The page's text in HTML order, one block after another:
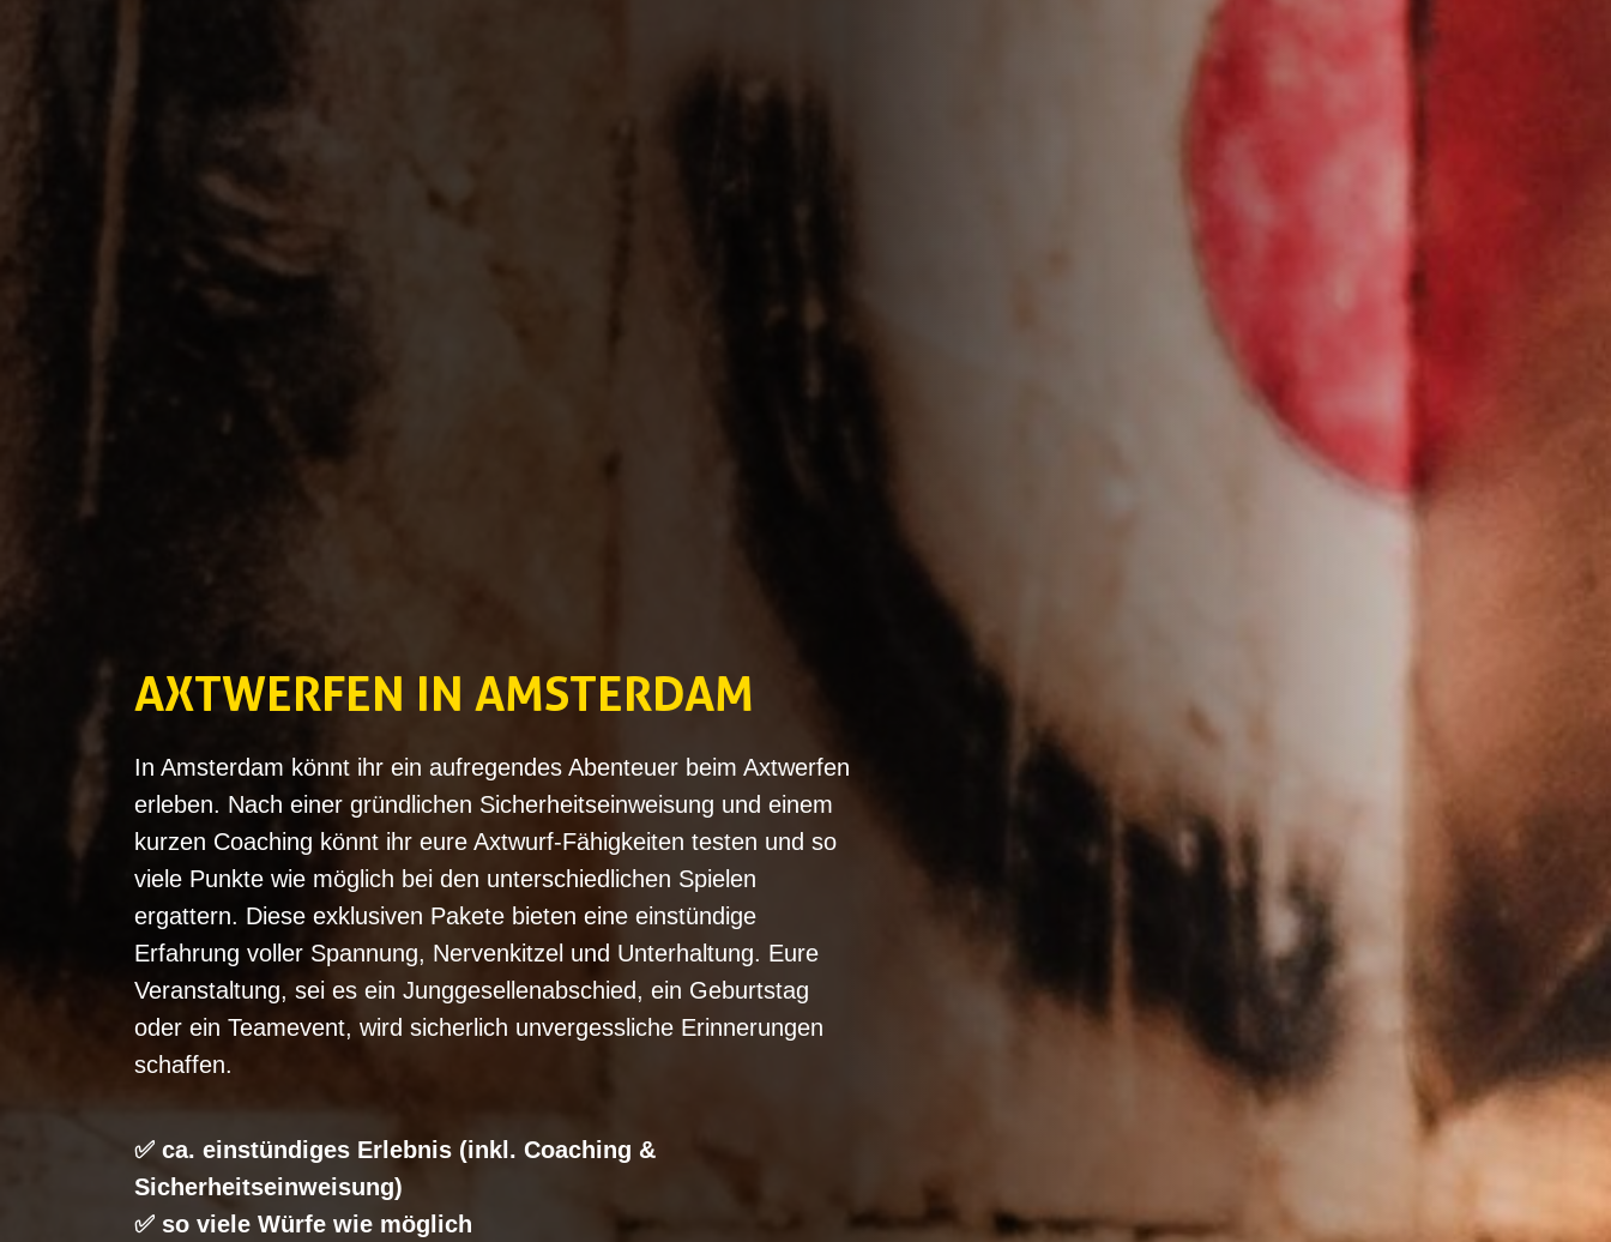
AXTWERFEN IN AMSTERDAM
In Amsterdam könnt ihr ein aufregendes Abenteuer beim Axtwerfen
erleben. Nach einer gründlichen Sicherheitseinweisung und einem
kurzen Coaching könnt ihr eure Axtwurf-Fähigkeiten testen und so
viele Punkte wie möglich bei den unterschiedlichen Spielen
ergattern. Diese exklusiven Pakete bieten eine einstündige
Erfahrung voller Spannung, Nervenkitzel und Unterhaltung. Eure
Veranstaltung, sei es ein Junggesellenabschied, ein Geburtstag
oder ein Teamevent, wird sicherlich unvergessliche Erinnerungen
schaffen.
✅ ca. einstündiges Erlebnis (inkl. Coaching &
Sicherheitseinweisung)
✅ so viele Würfe wie möglich